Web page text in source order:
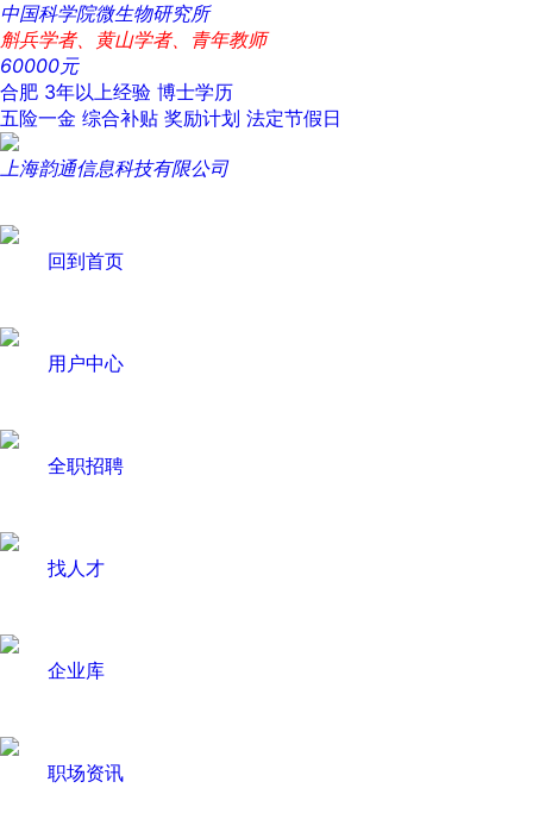
中国科学院微生物研究所
斛兵学者、黄山学者、青年教师
60000元
合肥 3年以上经验 博士学历
五险一金 综合补贴 奖励计划 法定节假日
上海韵通信息科技有限公司
回到首页
用户中心
全职招聘
找人才
企业库
职场资讯